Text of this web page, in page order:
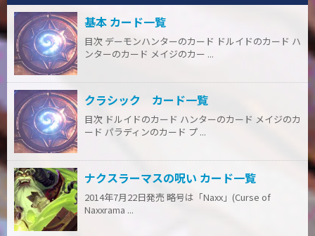
基本 カード一覧
目次 デーモンハンターのカード ドルイドのカード ハ
ンターのカード メイジのカー ...
クラシック カード一覧
目次 ドルイドのカード ハンターのカード メイジのカ
ード パラディンのカード プ ...
ナクスラーマスの呪い カード一覧
2014年7月22日発売 略号は「Naxx」(Curse of
Naxxrama ...